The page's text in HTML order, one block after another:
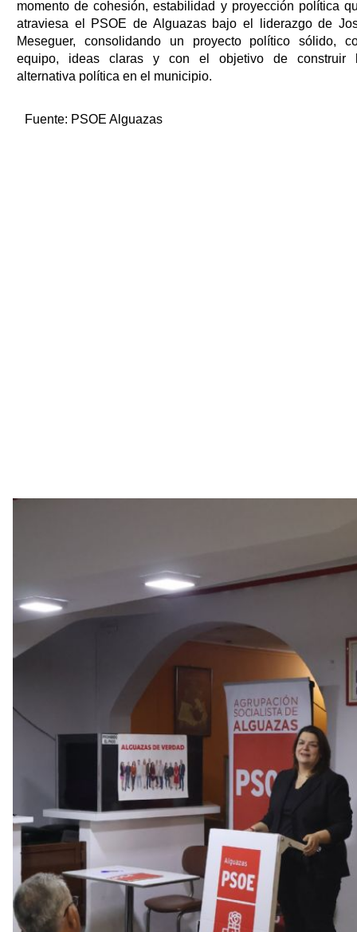
momento de cohesión, estabilidad y proyección política
atraviesa el PSOE de Alguazas bajo el liderazgo de
Meseguer, consolidando un proyecto político sólido,
equipo, ideas claras y con el objetivo de construir
alternativa política en el municipio.
Fuente: PSOE Alguazas